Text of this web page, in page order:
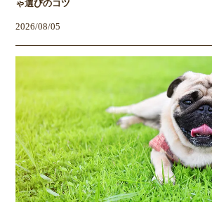
ゃ選びのコツ
2026/08/05